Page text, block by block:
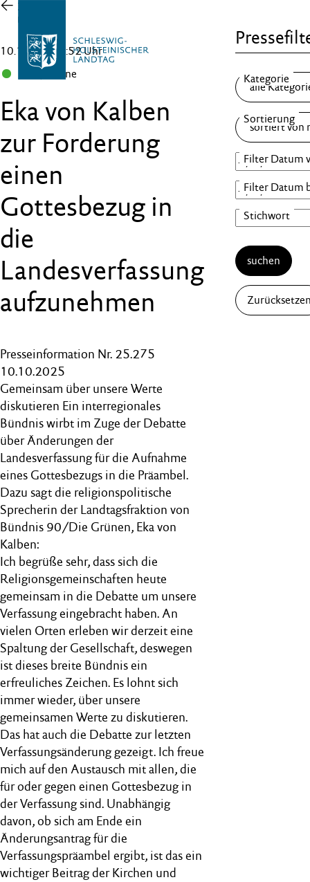
Zur
Übersicht
10.10.25 , 12:52 Uhr
B 90/Grüne
Eka von Kalben
zur Forderung
einen
Gottesbezug in
die
Landesverfassung
aufzunehmen
Presseinformation Nr. 25.275
10.10.2025
Gemeinsam über unsere Werte
diskutieren Ein interregionales
Bündnis wirbt im Zuge der Debatte
über Änderungen der
Landesverfassung für die Aufnahme
eines Gottesbezugs in die Präambel.
Dazu sagt die religionspolitische
Sprecherin der Landtagsfraktion von
Bündnis 90/Die Grünen, Eka von
Kalben:
Ich begrüße sehr, dass sich die
Religionsgemeinschaften heute
gemeinsam in die Debatte um unsere
Verfassung eingebracht haben. An
vielen Orten erleben wir derzeit eine
Spaltung der Gesellschaft, deswegen
ist dieses breite Bündnis ein
erfreuliches Zeichen. Es lohnt sich
immer wieder, über unsere
gemeinsamen Werte zu diskutieren.
Das hat auch die Debatte zur letzten
Verfassungsänderung gezeigt. Ich freue
mich auf den Austausch mit allen, die
für oder gegen einen Gottesbezug in
der Verfassung sind. Unabhängig
davon, ob sich am Ende ein
Änderungsantrag für die
Verfassungspräambel ergibt, ist das ein
wichtiger Beitrag der Kirchen und
suchen